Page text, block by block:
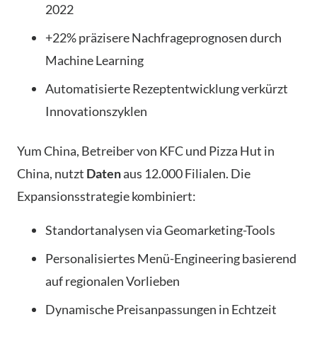
2022
+22% präzisere Nachfrageprognosen durch
Machine Learning
Automatisierte Rezeptentwicklung verkürzt
Innovationszyklen
Yum China, Betreiber von KFC und Pizza Hut in
China, nutzt Datenaus 12.000 Filialen. Die
Expansionsstrategie kombiniert:
Standortanalysen via Geomarketing-Tools
Personalisiertes Menü-Engineering basierend
auf regionalen Vorlieben
Dynamische Preisanpassungen in Echtzeit